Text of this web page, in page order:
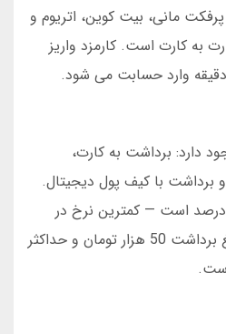
مانی، بیت کوین، اتریوم و
به کارت است. کارمزد واریز
دارد: برداشت به کارت،
برداشت با کیف پول دیجیتال.
کارمزد برداشت به کارت 1 درصد است — کمترین نرخ در
مقایسه با رقبا. حداقل مبلغ برداشت 50 هزار تومان و حداکثر